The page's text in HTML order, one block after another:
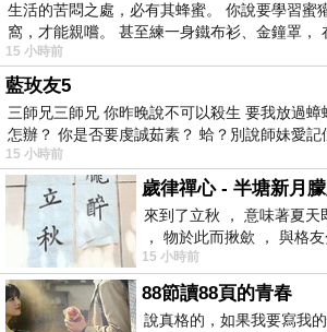
生活的苦悶之處，必有其蜂蜜。 你說要學習蜜
窩，才能親嚐。 甚至練一身鐵布衫、金鐘罩，
15 小時前
藍玫友5
三師兄三師兄 你昨晚說不可以殺生 要我放過
怎辦？ 你是否要虔誠茹素？ 蛤？別說師妹愛記
15 小時前
歲律禪心 - 半塘新月
來到了立秋 ， 意味著夏天
， 物於此而揪歛 ， 與格友
15 小時前
88節讀88頁的青春
說真格的，如果我要寫我